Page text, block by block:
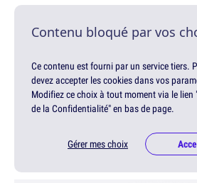
Contenu bloqué par vos
Ce contenu est fourni par un service tiers.
devez accepter les cookies dans vos
Modifiez ce choix à tout moment via le lien
de la Confidentialité" en bas de page.
Gérer mes choix